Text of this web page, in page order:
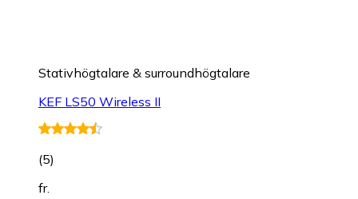
Stativhögtalare & surroundhögtalare
KEF LS50 Wireless II
(5)
fr.